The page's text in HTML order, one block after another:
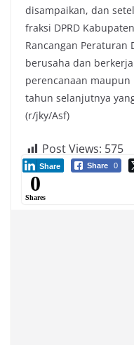
disampaikan, dan
fraksi DPRD
Rancangan Peraturan
berusaha dan
perencanaan maupun
tahun selanjutnya
(r/jky/Asf)
Post Views: 575
Share 0
Share
0
Shares